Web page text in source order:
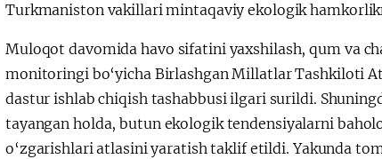
Turkmaniston vakillari mintaqaviy ekologik
Muloqot davomida havo sifatini yaxshilash, qum va
monitoringi bo‘yicha Birlashgan Millatlar Tashkiloti
dastur ishlab chiqish tashabbusi ilgari surildi.
tayangan holda, butun ekologik tendensiyalarni
o‘zgarishlari atlasini yaratish taklif etildi. Yakunda